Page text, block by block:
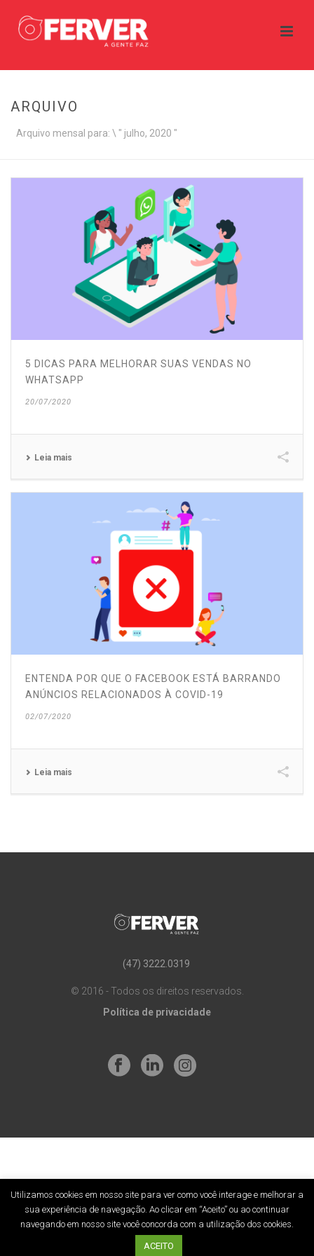
ARQUIVO
Arquivo mensal para: \ " julho, 2020 "
5 DICAS PARA MELHORAR SUAS VENDAS NO
WHATSAPP
20/07/2020
Leia mais
ENTENDA POR QUE O FACEBOOK ESTÁ BARRANDO
ANÚNCIOS RELACIONADOS À COVID-19
02/07/2020
Leia mais
(47) 3222.0319
© 2016 - Todos os direitos reservados.
Política de privacidade
Utilizamos cookies em nosso site para ver como você interage e melhorar a
sua experiência de navegação. Ao clicar em “Aceito” ou ao continuar
navegando em nosso site você concorda com a utilização dos cookies.
ACEITO